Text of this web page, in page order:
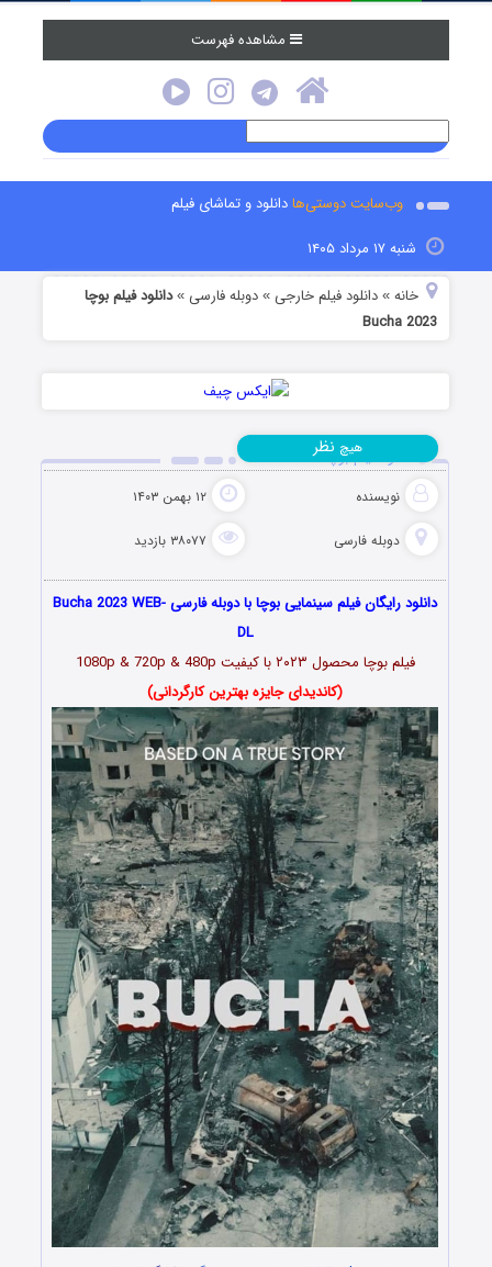
مشاهده فهرست
وب‌سایت دوستی‌هادانلود و تماشای فیلم
شنبه ۱۷ مرداد ۱۴۰۵
خانه »دانلود فیلم خارجی »دوبله فارسی »دانلود فیلم بوچا
Bucha 2023
دانلود فیلم بوچا Bucha 2023
نویسنده ۱۲ بهمن ۱۴۰۳
دوبله فارسی ۳۸۰۷۷ بازدید
هیچ نظر
دانلود رایگان فیلم سینمایی بوچا با دوبله فارسی Bucha 2023 WEB-
DL
فیلم بوچا محصول ۲۰۲۳ با کیفیت 1080p & 720p & 480p
(کاندیدای جایزه بهترین کارگردانی)